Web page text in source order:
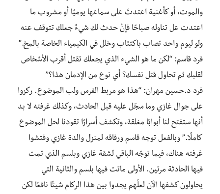
والموت، أو كأغنية اعتدتَ على سماعها يوميًا أو مشروب ما
اعتدت عل تناوله صباحًا فإنْ حدث لك شيءٌ جعلك تتوقف عنه
ولو ليوم واحد تصاب باكتئاب وخلل في الكيمياء الخاصة بالمخ.”
فرد قاسم: “لكن ما هو الشيء الذي يجعلك تقتل أقرب الأشخاص
لقلبك ثم تحاول قتل نفسك؟ أي نوع من الإدمان هذا؟”
فرد د.حسين مهران: “هذا هو مربط الفرس ولب الموضوع. ركزوا
على جوال غازي وما سجّل عليه قبل الحادث، وكذلك غرفته لا بد
أنها ستفتح لنا أبوابًا مغلقة، وتكشف أسرارًا تقودنا لحل الموضوع
كاملًا.” وبالفعل توجه قاسم ورفاقه لمنزل والدة غازي وفتشوا
غرفته هناك، فيما توجّه الباقي لشقة غازي وبلسم الذي تمت
فيها الحادثة مرتين. الأولى ماتت فيها بلسم والثانية التي
يحاولون كشفها الآن لعلّهم يجدوا بين هذا الركام شيئًا نافعًا لكن